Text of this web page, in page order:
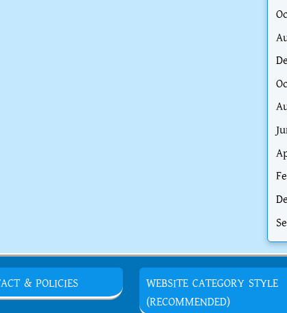
& POLICIES
WEBSITE CATEGORY STYLE
(RECOMMENDED)